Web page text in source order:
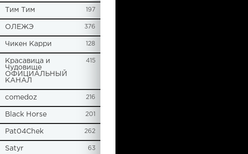
Tим Тим 197
ОЛЕЖЭ 376
Чикен Карри 128
Красавица и
Чудовище
ОФИЦИАЛЬНЫЙ
КАНАЛ
415
comedoz 216
Black Horse 201
Pat04Chek 262
Satyr 63